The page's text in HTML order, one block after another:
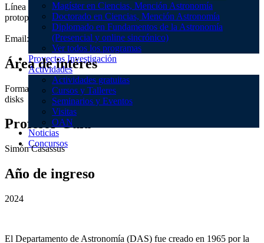
Magíster en Ciencias, Mención Astronomía
Doctorado en Ciencias, Mención Astronomía
Diplomado en Fundamentos de la Astronomía
(Presencial y online sincrónico)
Ver todos los programas
Proyectos Investigación
Actividades
Actividades gratuitas
Cursos y Talleres
Seminarios y Eventos
Visitas
OAN
Noticias
Concursos
Línea de investigación: Formación planetaria/ Discos
protoplanetarios/Circumpoanetary disks
Email: danilo.sepulveda@ug.uchile.cl
Área de intéres
Formación planetaria/ Discos protoplanetarios/Circumpoanetary
disks
Profesor Guía
Simón Casassus
Año de ingreso
2024
El Departamento de Astronomía (DAS) fue creado en 1965 por la